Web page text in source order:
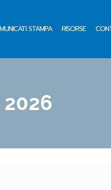
STAMPA RISORSE
2026